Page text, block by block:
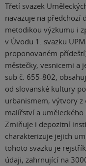
Třetí svazek
navazuje na předchozí
metodikou výzkumu i
v Úvodu 1. svazku
proponovaném
městečky, vesnicemi a
sub č. 655-802,
od slovanské kultury
urbanismem, výtvory z
malířství a uměleckého
Zmiňuje i depozitní
charakterizuje jejich
tohoto svazku je
údaji, zahrnující na